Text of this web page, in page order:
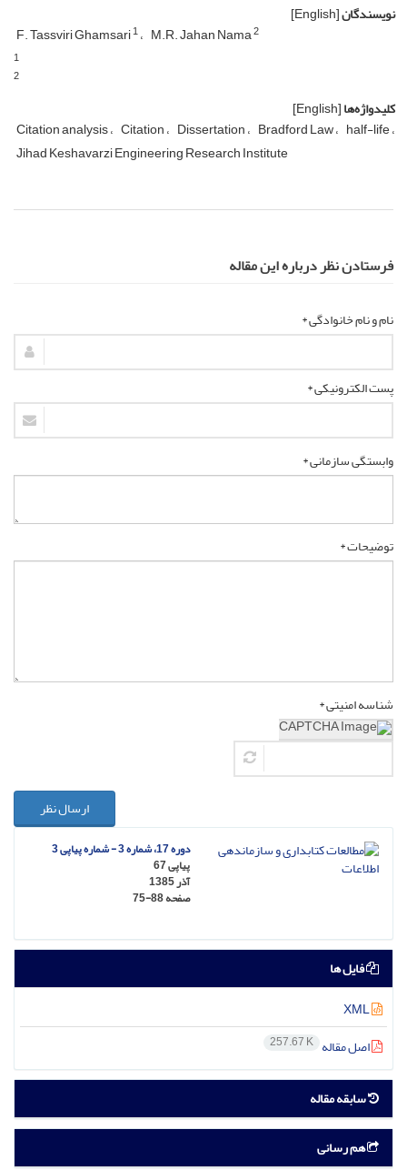
نویسندگان[English]
F. Tassviri Ghamsari1 M.R. Jahan Nama2
1
2
کلیدواژه‌ها[English]
Citation analysis Citation Dissertation Bradford Law half-life
Jihad Keshavarzi Engineering Research Institute
فرستادن نظر درباره این مقاله
نام و نام خانوادگی *
پست الکترونیکی *
وابستگی سازمانی *
توضیحات *
شناسه امنیتی *
ارسال نظر
دوره 17، شماره 3 - شماره پیاپی 3
پیاپی 67
آذر 1385
صفحه75-88
فایل ها
اصل مقاله 257.67 K
سابقه مقاله
هم رسانی